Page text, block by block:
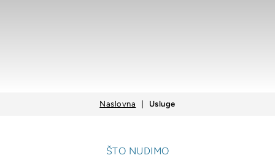
Naslovna Usluge
ŠTO NUDIMO